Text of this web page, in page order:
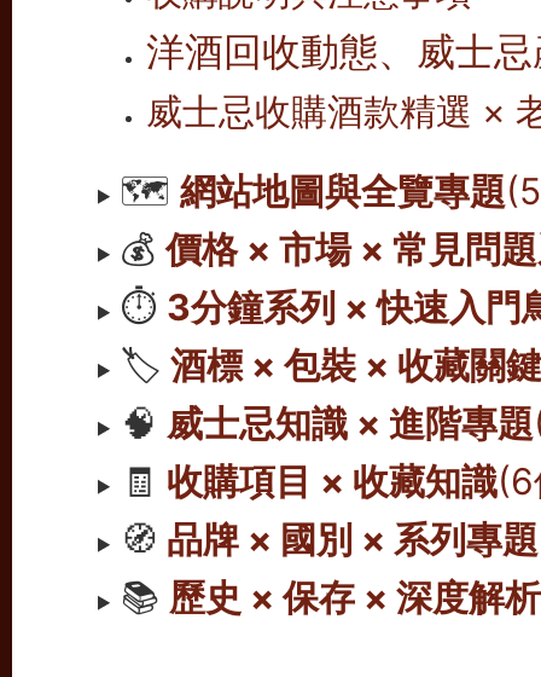
洋酒回收動態、威士
威士忌收購酒款精選 ×
🗺️網站地圖與全覽專題
💰價格 × 市場 × 常見問
⏱️ 3分鐘系列 × 快速入門
🏷️酒標 × 包裝 × 收藏關
🧠 威士忌知識 × 進階專題
🧾 收購項目 × 收藏知識
🧭 品牌 × 國別 × 系列專題
📚 歷史 × 保存 × 深度解析